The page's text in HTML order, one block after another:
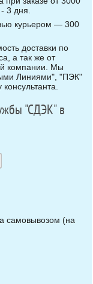
3 дня.
курьером — 300
доставки по
а так же от
компании. Мы
Линиями", "ПЭК"
"СДЭК" в
самовывозом (на